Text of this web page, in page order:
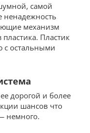
самой
механизм
Пластик
с остальными
дорогой и более
шансов что
немного.